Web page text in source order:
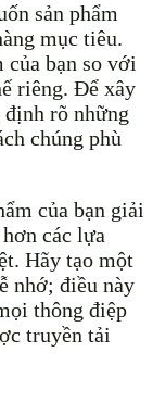
sản phẩm
mục tiêu.
bạn so với
riêng. Để xây
rõ những
chúng phù
của bạn giải
các lựa
Hãy tạo một
nhớ; điều này
thông điệp
truyền tải